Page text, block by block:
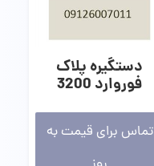
دستگیره پلاک
فوروارد 3200
تماس برای قیمت به